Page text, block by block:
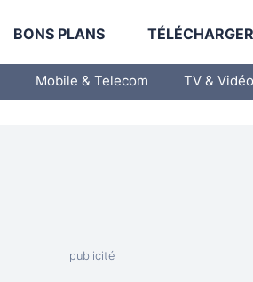
BONS PLANS
Mobile & Telecom TV & Vidéo